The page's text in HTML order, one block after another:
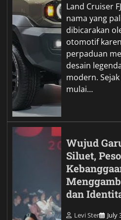
Land Cruiser
nama yang
dibicarakan
otomotif
perpaduan
desain
modern.
mulai…
Wujud
Siluet,
dan
Levi Ster July